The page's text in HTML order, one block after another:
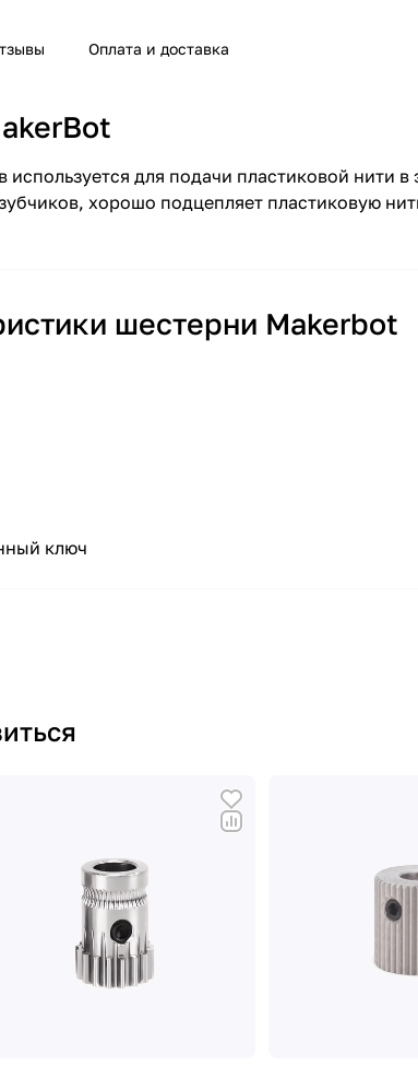
Оплата и доставка
используется для подачи пластиковой
хорошо подцепляет пластиковую
шестерни Makerbot
ключ